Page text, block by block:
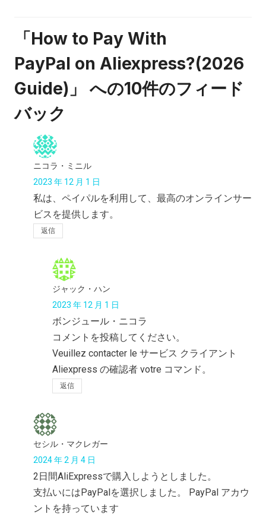
「How to Pay With
PayPal on Aliexpress?(2026
Guide)」 への10件のフィード
バック
ニコラ・ミニル
2023 年 12 月 1 日
私は、ペイパルを利用して、最高のオンラインサー
ビスを提供します。
返信
ジャック・ハン
2023 年 12 月 1 日
ボンジュール・ニコラ
コメントを投稿してください。
Veuillez contacter le サービス クライアント
Aliexpress の確認者 votre コマンド。
返信
セシル・マクレガー
2024 年 2 月 4 日
2日間AliExpressで購入しようとしました。
支払いにはPayPalを選択しました。 PayPal アカウ
ントを持っています